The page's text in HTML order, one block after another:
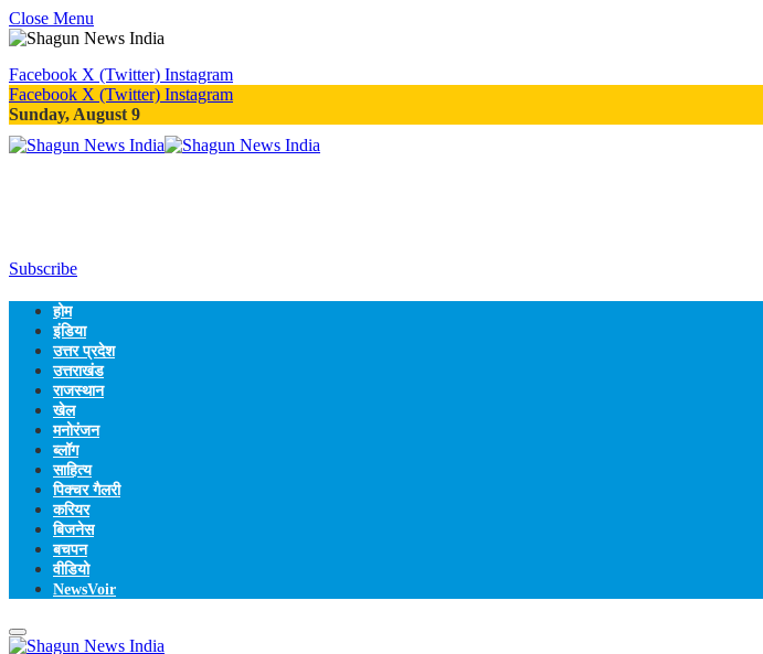
Close Menu
Facebook X (Twitter) Instagram
Facebook X (Twitter) Instagram
Sunday, August 9
Subscribe
होम
इंडिया
उत्तर प्रदेश
उत्तराखंड
राजस्थान
खेल
मनोरंजन
ब्लॉग
साहित्य
पिक्चर गैलरी
करियर
बिजनेस
बचपन
वीडियो
NewsVoir